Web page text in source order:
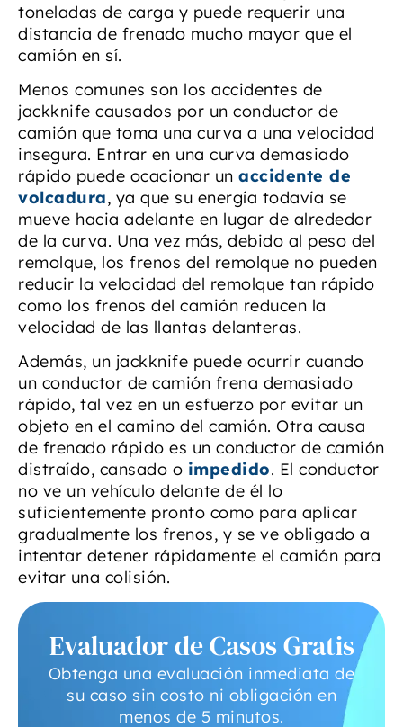
toneladas de carga y puede requerir una
distancia de frenado mucho mayor que el
camión en sí.
Menos comunes son los accidentes de
jackknife causados por un conductor de
camión que toma una curva a una velocidad
insegura. Entrar en una curva demasiado
rápido puede ocacionar un accidente de
volcadura, ya que su energía todavía se
mueve hacia adelante en lugar de alrededor
de la curva. Una vez más, debido al peso del
remolque, los frenos del remolque no pueden
reducir la velocidad del remolque tan rápido
como los frenos del camión reducen la
velocidad de las llantas delanteras.
Además, un jackknife puede ocurrir cuando
un conductor de camión frena demasiado
rápido, tal vez en un esfuerzo por evitar un
objeto en el camino del camión. Otra causa
de frenado rápido es un conductor de camión
distraído, cansado o impedido. El conductor
no ve un vehículo delante de él lo
suficientemente pronto como para aplicar
gradualmente los frenos, y se ve obligado a
intentar detener rápidamente el camión para
evitar una colisión.
Evaluador de Casos Gratis
Obtenga una evaluación inmediata de
su caso sin costo ni obligación en
menos de 5 minutos.